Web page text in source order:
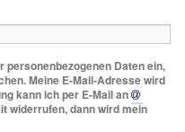
personenbezogenen Daten ein,
Meine E-Mail-Adresse wird
kann ich per E-Mail an
widerrufen, dann wird mein